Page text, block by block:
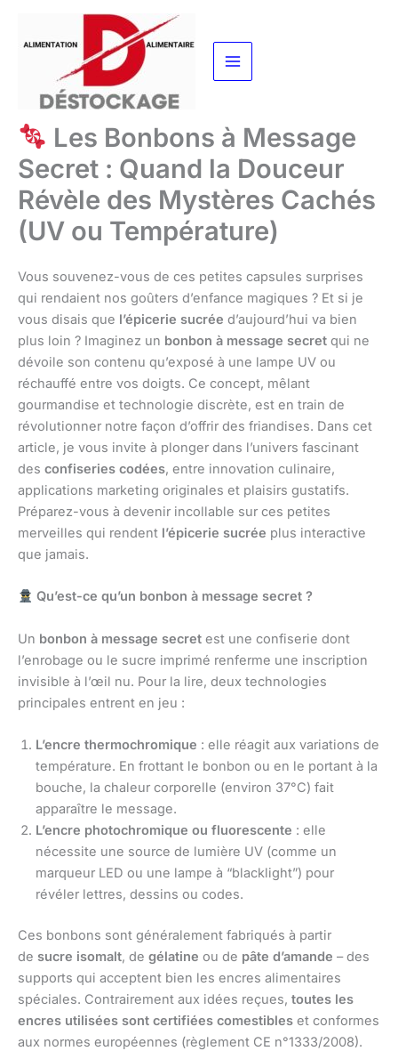
contenu
Les Bonbons à Message
Secret : Quand la Douceur
Révèle des Mystères Cachés
(UV ou Température)
Vous souvenez-vous de ces petites capsules surprises
qui rendaient nos goûters d’enfance magiques ? Et si je
vous disais que l’épicerie sucrée d’aujourd’hui va bien
plus loin ? Imaginez un bonbon à message secret qui ne
dévoile son contenu qu’exposé à une lampe UV ou
réchauffé entre vos doigts. Ce concept, mêlant
gourmandise et technologie discrète, est en train de
révolutionner notre façon d’offrir des friandises. Dans cet
article, je vous invite à plonger dans l’univers fascinant
des confiseries codées, entre innovation culinaire,
applications marketing originales et plaisirs gustatifs.
Préparez-vous à devenir incollable sur ces petites
merveilles qui rendent l’épicerie sucrée plus interactive
que jamais.
Qu’est-ce qu’un bonbon à message secret ?
Un bonbon à message secret est une confiserie dont
l’enrobage ou le sucre imprimé renferme une inscription
invisible à l’œil nu. Pour la lire, deux technologies
principales entrent en jeu :
L’encre thermochromique : elle réagit aux variations de
température. En frottant le bonbon ou en le portant à la
bouche, la chaleur corporelle (environ 37°C) fait
apparaître le message.
L’encre photochromique ou fluorescente : elle
nécessite une source de lumière UV (comme un
marqueur LED ou une lampe à “blacklight”) pour
révéler lettres, dessins ou codes.
Ces bonbons sont généralement fabriqués à partir
de sucre isomalt, de gélatine ou de pâte d’amande – des
supports qui acceptent bien les encres alimentaires
spéciales. Contrairement aux idées reçues, toutes les
encres utilisées sont certifiées comestibles et conformes
aux normes européennes (règlement CE n°1333/2008).